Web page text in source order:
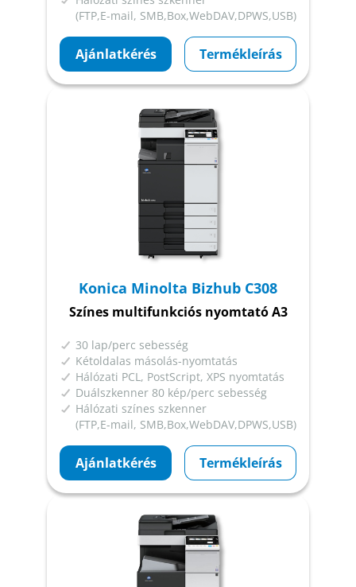
(FTP,E-mail, SMB,Box,WebDAV,DPWS,USB)
Ajánlatkérés Termékleírás
Konica Minolta Bizhub C308
Színes multifunkciós nyomtató A3
30 lap/perc sebesség
Kétoldalas másolás-nyomtatás
Hálózati PCL, PostScript, XPS nyomtatás
Duálszkenner 80 kép/perc sebesség
Hálózati színes szkenner
(FTP,E-mail, SMB,Box,WebDAV,DPWS,USB)
Ajánlatkérés Termékleírás